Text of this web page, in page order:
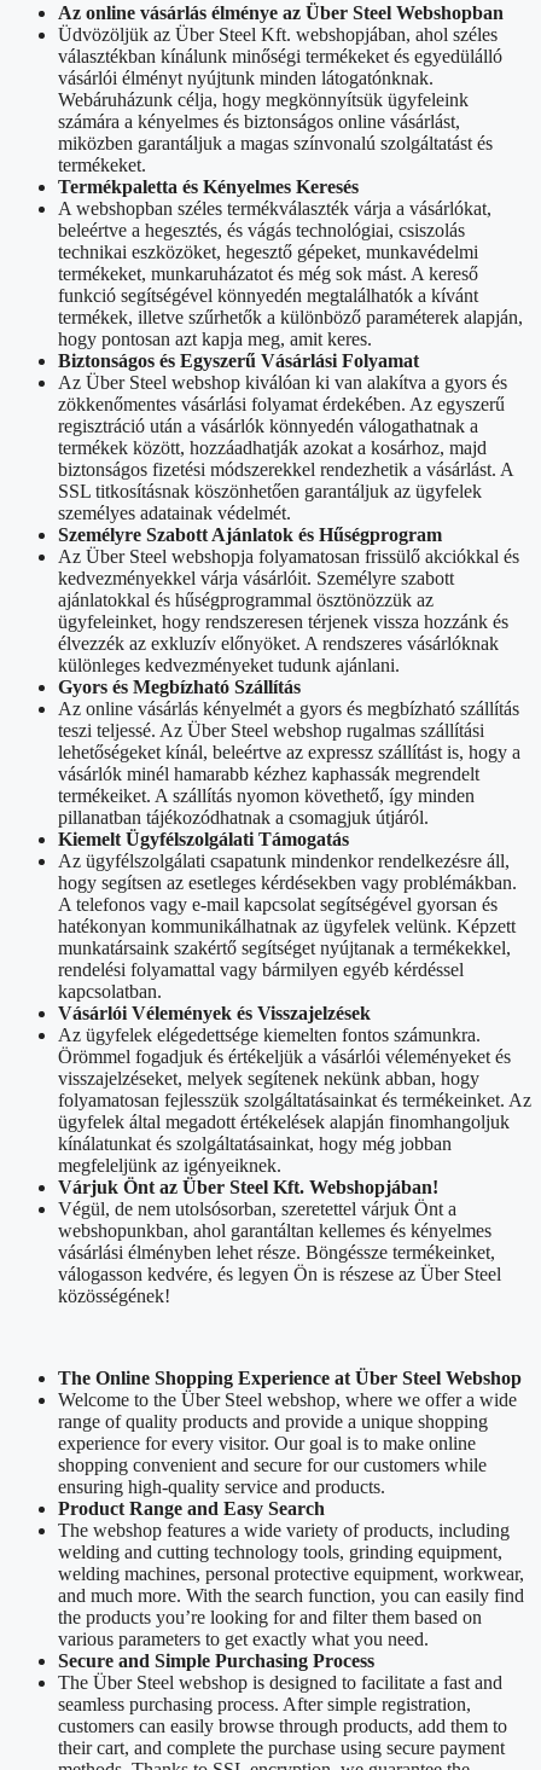
Az online vásárlás élménye az Über Steel Webshopban
Üdvözöljük az Über Steel Kft. webshopjában, ahol széles
választékban kínálunk minőségi termékeket és egyedülálló
vásárlói élményt nyújtunk minden látogatónknak.
Webáruházunk célja, hogy megkönnyítsük ügyfeleink
számára a kényelmes és biztonságos online vásárlást,
miközben garantáljuk a magas színvonalú szolgáltatást és
termékeket.
Termékpaletta és Kényelmes Keresés
A webshopban széles termékválaszték várja a vásárlókat,
beleértve a hegesztés, és vágás technológiai, csiszolás
technikai eszközöket, hegesztő gépeket, munkavédelmi
termékeket, munkaruházatot és még sok mást. A kereső
funkció segítségével könnyedén megtalálhatók a kívánt
termékek, illetve szűrhetők a különböző paraméterek alapján,
hogy pontosan azt kapja meg, amit keres.
Biztonságos és Egyszerű Vásárlási Folyamat
Az Über Steel webshop kiválóan ki van alakítva a gyors és
zökkenőmentes vásárlási folyamat érdekében. Az egyszerű
regisztráció után a vásárlók könnyedén válogathatnak a
termékek között, hozzáadhatják azokat a kosárhoz, majd
biztonságos fizetési módszerekkel rendezhetik a vásárlást. A
SSL titkosításnak köszönhetően garantáljuk az ügyfelek
személyes adatainak védelmét.
Személyre Szabott Ajánlatok és Hűségprogram
Az Über Steel webshopja folyamatosan frissülő akciókkal és
kedvezményekkel várja vásárlóit. Személyre szabott
ajánlatokkal és hűségprogrammal ösztönözzük az
ügyfeleinket, hogy rendszeresen térjenek vissza hozzánk és
élvezzék az exkluzív előnyöket. A rendszeres vásárlóknak
különleges kedvezményeket tudunk ajánlani.
Gyors és Megbízható Szállítás
Az online vásárlás kényelmét a gyors és megbízható szállítás
teszi teljessé. Az Über Steel webshop rugalmas szállítási
lehetőségeket kínál, beleértve az expressz szállítást is, hogy a
vásárlók minél hamarabb kézhez kaphassák megrendelt
termékeiket. A szállítás nyomon követhető, így minden
pillanatban tájékozódhatnak a csomagjuk útjáról.
Kiemelt Ügyfélszolgálati Támogatás
Az ügyfélszolgálati csapatunk mindenkor rendelkezésre áll,
hogy segítsen az esetleges kérdésekben vagy problémákban.
A telefonos vagy e-mail kapcsolat segítségével gyorsan és
hatékonyan kommunikálhatnak az ügyfelek velünk. Képzett
munkatársaink szakértő segítséget nyújtanak a termékekkel,
rendelési folyamattal vagy bármilyen egyéb kérdéssel
kapcsolatban.
Vásárlói Vélemények és Visszajelzések
Az ügyfelek elégedettsége kiemelten fontos számunkra.
Örömmel fogadjuk és értékeljük a vásárlói véleményeket és
visszajelzéseket, melyek segítenek nekünk abban, hogy
folyamatosan fejlesszük szolgáltatásainkat és termékeinket. Az
ügyfelek által megadott értékelések alapján finomhangoljuk
kínálatunkat és szolgáltatásainkat, hogy még jobban
megfeleljünk az igényeiknek.
Várjuk Önt az Über Steel Kft. Webshopjában!
Végül, de nem utolsósorban, szeretettel várjuk Önt a
webshopunkban, ahol garantáltan kellemes és kényelmes
vásárlási élményben lehet része. Böngéssze termékeinket,
válogasson kedvére, és legyen Ön is részese az Über Steel
közösségének!
The Online Shopping Experience at Über Steel Webshop
Welcome to the Über Steel webshop, where we offer a wide
range of quality products and provide a unique shopping
experience for every visitor. Our goal is to make online
shopping convenient and secure for our customers while
ensuring high-quality service and products.
Product Range and Easy Search
The webshop features a wide variety of products, including
welding and cutting technology tools, grinding equipment,
welding machines, personal protective equipment, workwear,
and much more. With the search function, you can easily find
the products you’re looking for and filter them based on
various parameters to get exactly what you need.
Secure and Simple Purchasing Process
The Über Steel webshop is designed to facilitate a fast and
seamless purchasing process. After simple registration,
customers can easily browse through products, add them to
their cart, and complete the purchase using secure payment